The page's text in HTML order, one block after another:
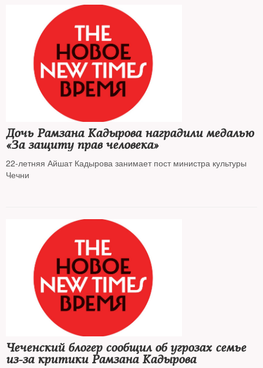
Дочь Рамзана Кадырова наградили медалью
«За защиту прав человека»
22-летняя Айшат Кадырова занимает пост министра культуры
Чечни
Чеченский блогер сообщил об угрозах семье
из-за критики Рамзана Кадырова